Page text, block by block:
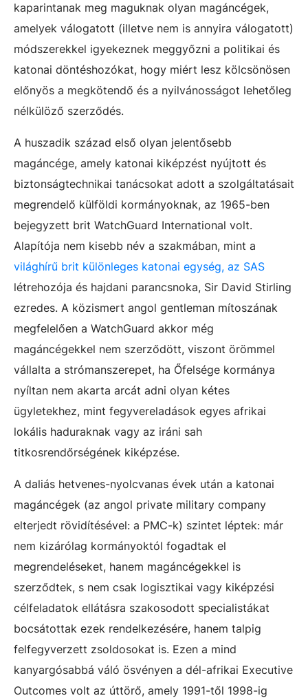
kaparintanak meg maguknak olyan magáncégek,
amelyek válogatott (illetve nem is annyira válogatott)
módszerekkel igyekeznek meggyőzni a politikai és
katonai döntéshozókat, hogy miért lesz kölcsönösen
előnyös a megkötendő és a nyilvánosságot lehetőleg
nélkülöző szerződés.
A huszadik század első olyan jelentősebb
magáncége, amely katonai kiképzést nyújtott és
biztonságtechnikai tanácsokat adott a szolgáltatásait
megrendelő külföldi kormányoknak, az 1965-ben
bejegyzett brit WatchGuard International volt.
Alapítója nem kisebb név a szakmában, mint a
világhírű brit különleges katonai egység, az SAS
létrehozója és hajdani parancsnoka, Sir David Stirling
ezredes. A közismert angol gentleman mítoszának
megfelelően a WatchGuard akkor még
magáncégekkel nem szerződött, viszont örömmel
vállalta a strómanszerepet, ha Őfelsége kormánya
nyíltan nem akarta arcát adni olyan kétes
ügyletekhez, mint fegyvereladások egyes afrikai
lokális haduraknak vagy az iráni sah
titkosrendőrségének kiképzése.
A daliás hetvenes-nyolcvanas évek után a katonai
magáncégek (az angol private military company
elterjedt rövidítésével: a PMC-k) szintet léptek: már
nem kizárólag kormányoktól fogadtak el
megrendeléseket, hanem magáncégekkel is
szerződtek, s nem csak logisztikai vagy kiképzési
célfeladatok ellátásra szakosodott specialistákat
bocsátottak ezek rendelkezésére, hanem talpig
felfegyverzett zsoldosokat is. Ezen a mind
kanyargósabbá váló ösvényen a dél-afrikai Executive
Outcomes volt az úttörő, amely 1991-től 1998-ig